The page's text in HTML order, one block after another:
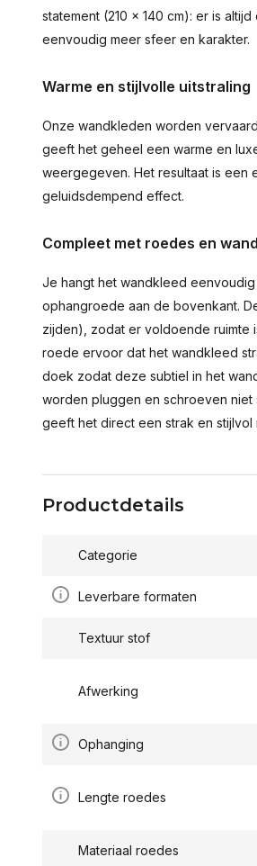
statement (210 × 140 cm): er is
eenvoudig meer sfeer en karakter.
Warme en stijlvolle uitstraling
Onze wandkleden worden
geeft het geheel een warme en
weergegeven. Het resultaat is een
geluidsdempend effect.
Compleet met roedes en
Je hangt het wandkleed
ophangroede aan de bovenkant.
zijden), zodat er voldoende ruimte
roede ervoor dat het wandkleed
doek zodat deze subtiel in het
worden pluggen en schroeven
geeft het direct een strak en stijlvol
Productdetails
Categorie
Leverbare formaten
Textuur stof
Afwerking
Ophanging
Lengte roedes
Materiaal roedes